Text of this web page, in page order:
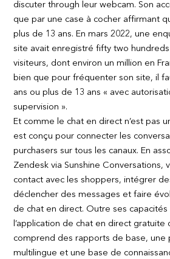
discuter through leur webcam. Son
que par une case à cocher affirmant
plus de 13 ans. En mars 2022, une
site avait enregistré fifty two
visiteurs, dont environ un million en
bien que pour fréquenter son site, il
ans ou plus de 13 ans « avec
supervision ».
Et comme le chat en direct n’est pas
est conçu pour connecter les
purchasers sur tous les canaux. En
Zendesk via Sunshine Conversations,
contact avec les shoppers, intégrer
déclencher des messages et faire
de chat en direct. Outre ses
l’application de chat en direct gratuite
comprend des rapports de base, une
multilingue et une base de